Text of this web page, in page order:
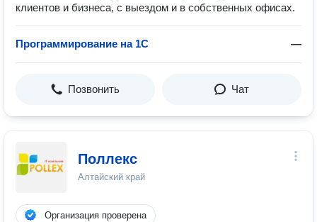
клиентов и бизнеса, с выездом и в собственных офисах.
Программирование на 1C —
Позвонить Чат
Поллекс
Алтайский край
Организация проверена